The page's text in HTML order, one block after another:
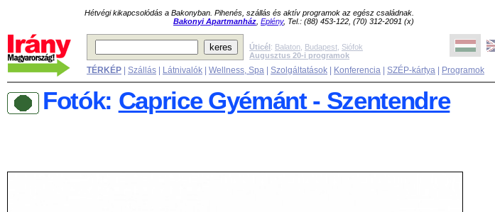
Hétvégi kikapcsolódás a Bakonyban. Pihenés, szállás és aktív programok az egész családnak.
Bakonyi Apartmanház Eplény, Tel.: (88) 453-122, (70) 312-2091 (x)
Úticél: Balaton Budapest Siófok
Augusztus 20-i programok
TÉRKÉP Szállás Látnivalók Wellness, Spa Szolgáltatások Konferencia SZÉP-kártya Programok
Fotók: Caprice Gyémánt - Szentendre